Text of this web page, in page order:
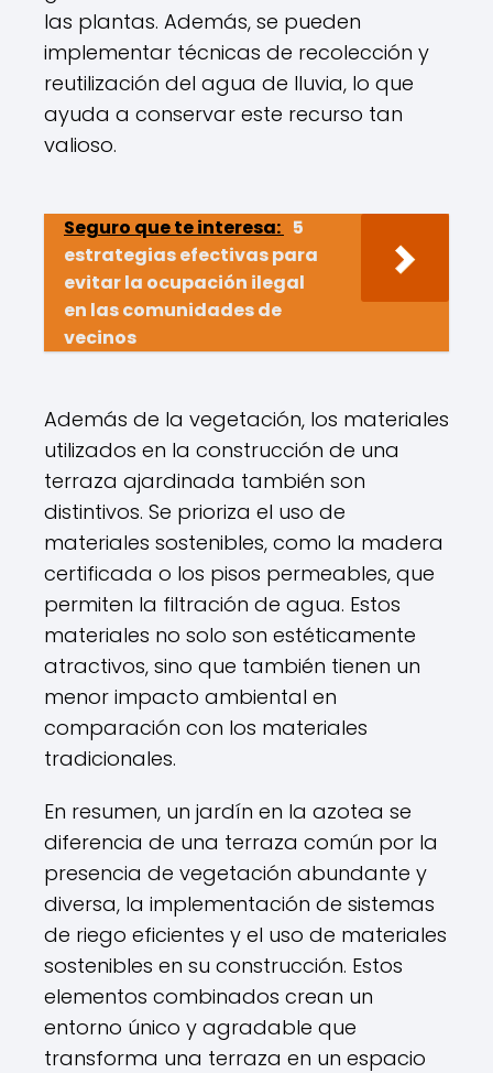
las plantas. Además, se pueden
implementar técnicas de recolección y
reutilización del agua de lluvia, lo que
ayuda a conservar este recurso tan
valioso.
Seguro que te interesa: 5
estrategias efectivas para
evitar la ocupación ilegal
en las comunidades de
vecinos
Además de la vegetación, los materiales
utilizados en la construcción de una
terraza ajardinada también son
distintivos. Se prioriza el uso de
materiales sostenibles, como la madera
certificada o los pisos permeables, que
permiten la filtración de agua. Estos
materiales no solo son estéticamente
atractivos, sino que también tienen un
menor impacto ambiental en
comparación con los materiales
tradicionales.
En resumen, un jardín en la azotea se
diferencia de una terraza común por la
presencia de vegetación abundante y
diversa, la implementación de sistemas
de riego eficientes y el uso de materiales
sostenibles en su construcción. Estos
elementos combinados crean un
entorno único y agradable que
transforma una terraza en un espacio